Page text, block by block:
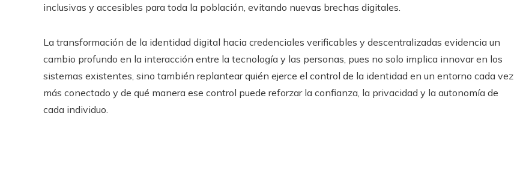
inclusivas y accesibles para toda la población, evitando nuevas brechas digitales.
La transformación de la identidad digital hacia credenciales verificables y descentralizadas evidencia un
cambio profundo en la interacción entre la tecnología y las personas, pues no solo implica innovar en los
sistemas existentes, sino también replantear quién ejerce el control de la identidad en un entorno cada vez
más conectado y de qué manera ese control puede reforzar la confianza, la privacidad y la autonomía de
cada individuo.